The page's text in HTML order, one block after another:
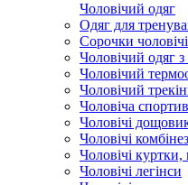
Чоловічий одяг
Одяг для
Сорочки чоловічі
Чоловічий одяг
Чоловічий
Чоловічий
Чоловіча
Чоловічі
Чоловічі
Чоловічі куртки,
Чоловічі легінси